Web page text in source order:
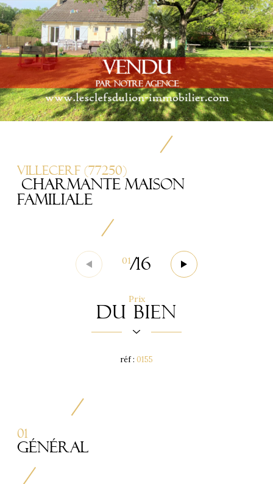
Villecerf (77250)
CHARMANTE MAISON
FAMILIALE
01/16
Prix
du bien
réf : 0155
01
Général